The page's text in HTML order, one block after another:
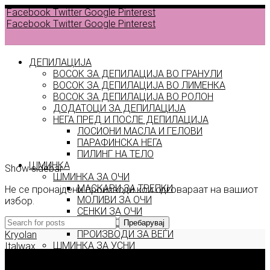
Facebook Twitter Google Pinterest
Facebook Twitter Google Pinterest
ДЕПИЛАЦИЈА
ВОСОК ЗА ДЕПИЛАЦИЈА ВО ГРАНУЛИ
ВОСОК ЗА ДЕПИЛАЦИЈА ВО ЛИМЕНКА
ВОСОК ЗА ДЕПИЛАЦИЈА ВО РОЛОН
ДОДАТОЦИ ЗА ДЕПИЛАЦИЈА
НЕГА ПРЕД И ПОСЛЕ ДЕПИЛАЦИЈА
ЛОСИОНИ МАСЛА И ГЕЛОВИ
ПАРАФИНСКА НЕГА
ПИЛИНГ НА ТЕЛО
ШМИНКА
ШМИНКА ЗА ОЧИ
МАСКАРИ ЗА ТРЕПКИ
МОЛИВИ ЗА ОЧИ
СЕНКИ ЗА ОЧИ
ТУШ ЗА ОЧИ
ПРОИЗВОДИ ЗА ВЕЃИ
ШМИНКА ЗА УСНИ
products
platinum
Show sidebar
Не се пронајдени производи кои одговараат на вашиот
избор.
Пребарувај
Kryolan
Italwax